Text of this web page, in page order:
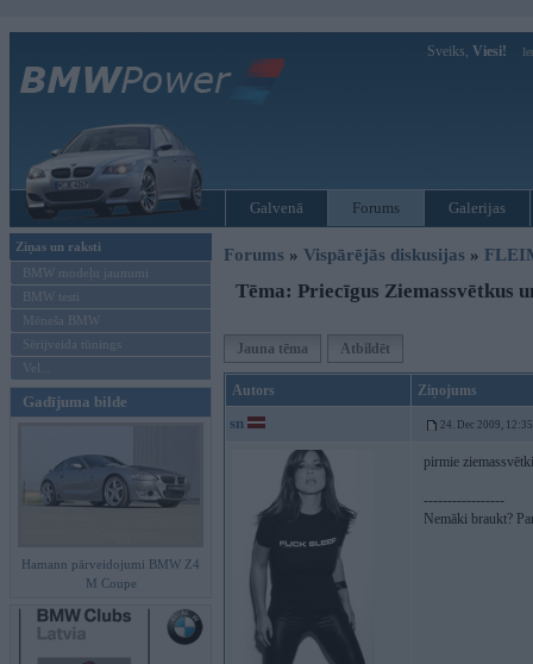
Sveiks, Viesi!
Galvenā Forums Galerijas
Ziņas un raksti
BMW modeļu jaunumi
BMW testi
Mēneša BMW
Sērijveida tūnings
Vel...
Gadījuma bilde
Hamann pārveidojumi BMW Z4
M Coupe
Forums » Vispārējās diskusijas »
Tēma: Priecīgus Ziemassvētkus
Jauna tēma Atbildēt
Autors Ziņojums
sn 24. Dec 2009, 12:35
pirmie
-----------------
Nemāki braukt?